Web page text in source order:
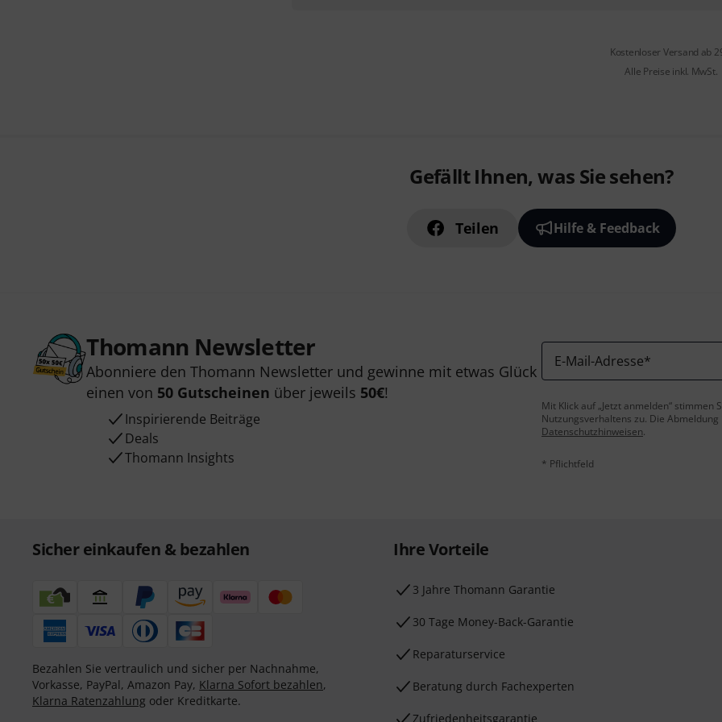
Kostenloser Versand ab
Alle Preise inkl. MwSt.
Gefällt Ihnen, was Sie sehen?
Teilen Hilfe & Feedback
Thomann Newsletter
Abonniere den Thomann Newsletter und gewinne mit etwas Glück
einen von 50 Gutscheinen über jeweils 50€!
Inspirierende Beiträge
Deals
Thomann Insights
E-Mail-Adresse*
Mit Klick auf „Jetzt anmelden“
Nutzungsverhaltens zu. Die
Datenschutzhinweisen.
* Pflichtfeld
Sicher einkaufen & bezahlen
Bezahlen Sie vertraulich und sicher per Nachnahme,
Vorkasse, PayPal, Amazon Pay, Klarna Sofort bezahlen,
Klarna Ratenzahlung oder Kreditkarte.
Ihre Vorteile
3 Jahre Thomann Garantie
30 Tage Money-Back-Garantie
Reparaturservice
Beratung durch Fachexperten
Zufriedenheitsgarantie